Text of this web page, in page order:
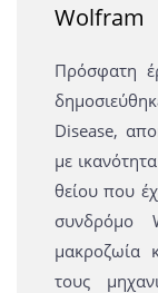
Wolfram
Πρόσφατη
Disease,
με
θείου που
συνδρόμο
μακροζωία
τους